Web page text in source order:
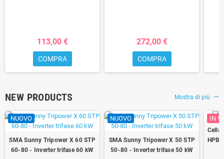
113,00 €
COMPRA
272,00 €
COMPRA
NEW PRODUCTS Mostra di più trending_flat
NUOVO
SMA Sunny Tripower X 60 STP
60-80 - Inverter trifase 60 kW
NUOVO
SMA Sunny Tripower X 50 STP
50-80 - Inverter trifase 50 kW
IN
Cella